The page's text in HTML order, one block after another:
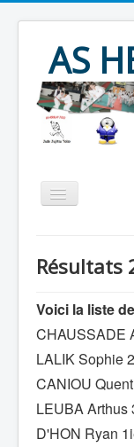
AS
JUDO
Produits
Résultats
Voici la liste
CHAUSSADE
LALIK Sophie
CANIOU
LEUBA Arthus
D'HON Ryan